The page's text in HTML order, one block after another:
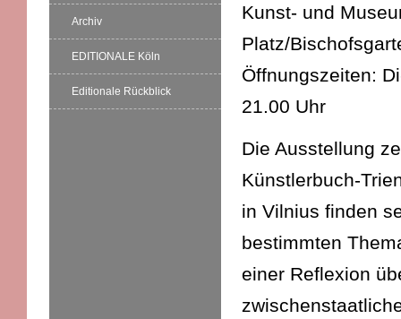
Archiv
EDITIONALE Köln
Editionale Rückblick
Kunst- und
Platz/
Öffnungszeiten:
21.00 Uhr
Die Ausstellung
Künstlerbuch-
in Vilnius finden
bestimmten
einer Reflexion